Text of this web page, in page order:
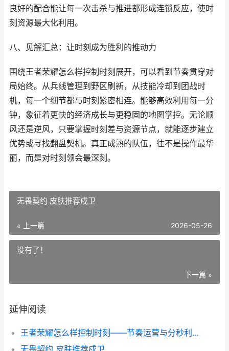
良好的配合能让每一次击杀与推进都形成连锁反应，使时
刻资源最大化利用。
八、见解汇总：让时刻成为胜利的推动力
围绕王者荣耀怎么样控制时刻展开，可以看到节奏贯穿对
局始终。从兵线管理到野区刷新，从技能冷却到团战时
机，每一个细节都与时刻紧密相连。能够高效利用每一分
钟，象征着更快的经济成长与更稳固的地图掌控。无论顺
风还是逆风，只要掌握时刻差与资源节点，就能逐步建立
优势或寻找翻盘契机。真正成熟的队伍，往不是操作最华
丽，而是对时刻领会最深刻。
无畏契约 皮肤推荐戍卫
« 上一篇 2026-05-26
没有了！
下一篇 »
延伸阅读
王者荣耀怎么样控制时刻——节奏运营与分秒利用全攻略
无畏契约 皮肤推荐戍卫